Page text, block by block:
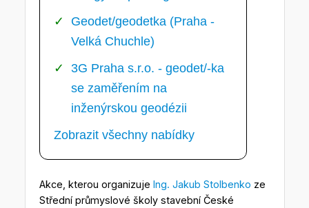
Geodet/geodetka (Praha -
Velká Chuchle)
3G Praha s.r.o. - geodet/-ka
se zaměřením na
inženýrskou geodézii
Zobrazit všechny nabídky
Akce, kterou organizuje Ing. Jakub Stolbenko ze
Střední průmyslové školy stavební České